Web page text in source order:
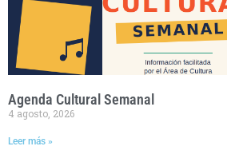
Agenda Cultural Semanal
4 agosto, 2026
Leer más »